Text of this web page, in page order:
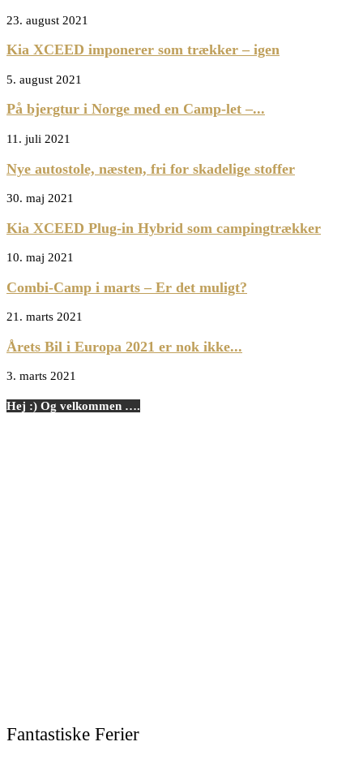
23. august 2021
Kia XCEED imponerer som trækker – igen
5. august 2021
På bjergtur i Norge med en Camp-let –...
11. juli 2021
Nye autostole, næsten, fri for skadelige stoffer
30. maj 2021
Kia XCEED Plug-in Hybrid som campingtrækker
10. maj 2021
Combi-Camp i marts – Er det muligt?
21. marts 2021
Årets Bil i Europa 2021 er nok ikke...
3. marts 2021
Hej :) Og velkommen ….
Fantastiske Ferier